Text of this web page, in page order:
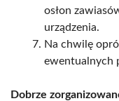
osłon
urządzenia.
Na chwilę
ewentualnych
Dobrze